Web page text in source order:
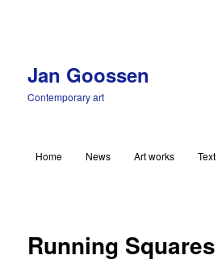
Jan Goossen
Contemporary art
Skip to primary content
Home News Art works Text
Running Squares